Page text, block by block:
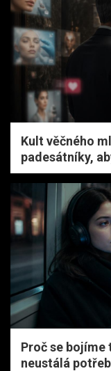
Kult věčného
padesátníky,
Proč se bojíme
neustálá